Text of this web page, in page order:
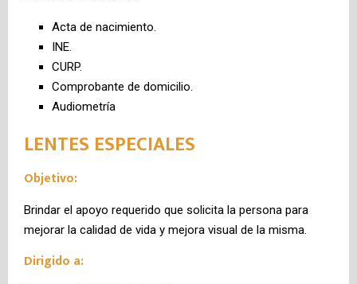
Acta de nacimiento.
INE.
CURP.
Comprobante de domicilio.
Audiometría
LENTES ESPECIALES
Objetivo:
Brindar el apoyo requerido que solicita la persona para
mejorar la calidad de vida y mejora visual de la misma.
Dirigido a: